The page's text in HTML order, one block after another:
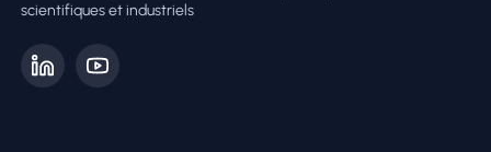
scientifiques et industriels